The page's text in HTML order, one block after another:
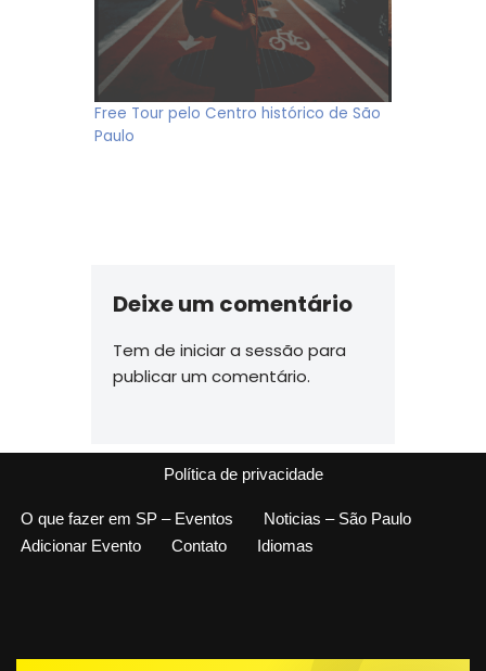
Free Tour pelo Centro histórico de São
Paulo
Deixe um comentário
Tem de iniciar a sessão para
publicar um comentário.
Política de privacidade
O que fazer em SP – Eventos
Noticias – São Paulo
Adicionar Evento
Contato Idiomas